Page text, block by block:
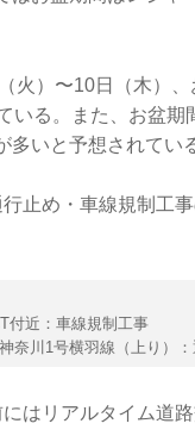
火）〜10日（木）
いる。また、お盆期
いと予想されてい
止め・車線規制工
付近：車線規制工事
川1号横羽線（上り）：
はリアルタイム道